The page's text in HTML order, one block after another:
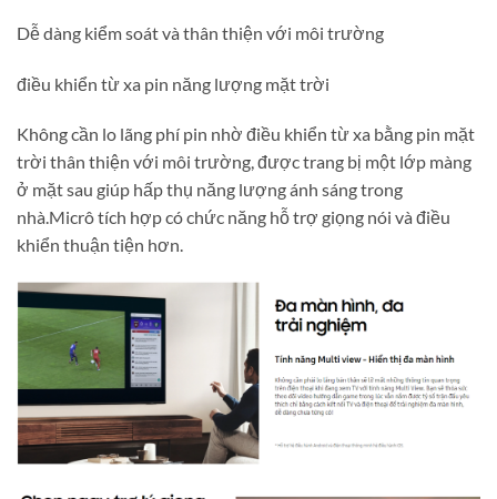
Dễ dàng kiểm soát và thân thiện với môi trường
điều khiển từ xa pin năng lượng mặt trời
Không cần lo lãng phí pin nhờ điều khiển từ xa bằng pin mặt
trời thân thiện với môi trường, được trang bị một lớp màng
ở mặt sau giúp hấp thụ năng lượng ánh sáng trong
nhà.Micrô tích hợp có chức năng hỗ trợ giọng nói và điều
khiển thuận tiện hơn.